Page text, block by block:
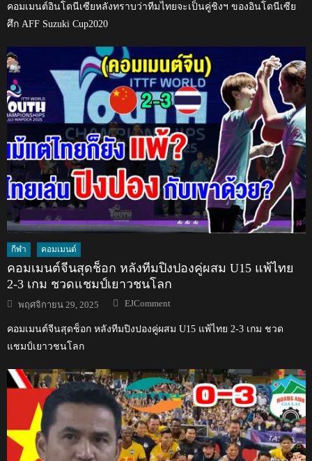
คอมเมนต์อินโดนีเซียหลังทราบว่าทีมไทยจะเป็นคู่ชิงฯ ของอินโดนีเซีย
ศึก AFF Suzuki Cup2020
กีฬา คอมเมนต์
คอมเมนต์จีนสุดช็อก หลังทีมปิงปองคู่ผสม U15 แพ้ไทย
2-3 เกม ชวดแชมป์เยาวชนโลก
Posted
on
พฤศจิกายน 29, 2025 Author
EJComment
คอมเมนต์จีนสุดช็อก หลังทีมปิงปองคู่ผสม U15 แพ้ไทย 2-3 เกม ชวด
แชมป์เยาวชนโลก